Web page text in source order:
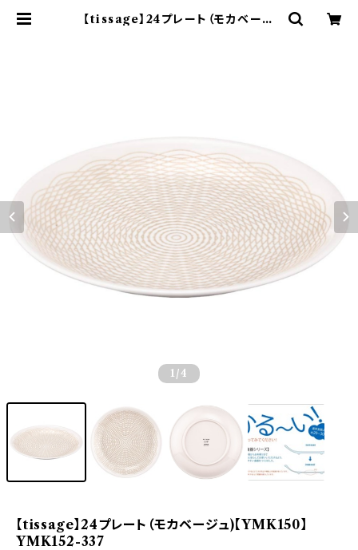
【tissage】24プレート（モカベージ
1 /4
【tissage】24プレート（モカベージュ)【YMK150】
YMK152-337